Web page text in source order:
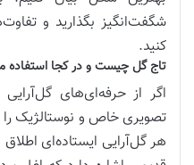
شگفت‌انگیز بگذارید و
کنید.
تاج گل چیست و در کجا استفاده
اگر از حرفه‌ای‌های
تصویری خاص و نوستالژیک را
هر گل‌آرایی ایستاده‌ای